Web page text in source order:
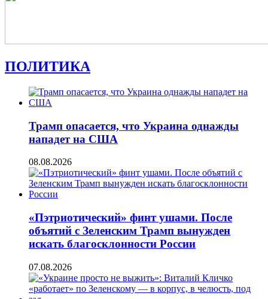
ПОЛИТИКА
Трамп опасается, что Украина однажды
нападет на США
08.08.2026
«Пэтриотический» финт ушами. После
объятий с Зеленским Трамп вынужден
искать благосклонности России
07.08.2026